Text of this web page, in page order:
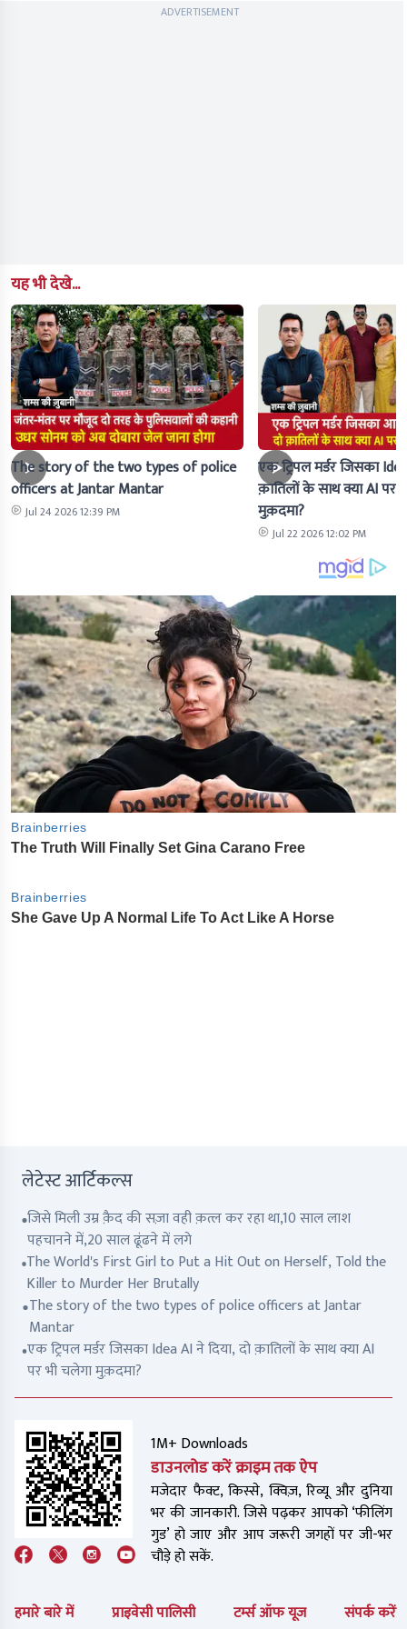
ADVERTISEMENT
यह भी देखे...
The story of the two types of police
officers at Jantar Mantar
Jul 24 2026 12:39 PM
एक ट्रिपल मर्डर जिसका
क़ातिलों के साथ क्या AI पर
मुक़दमा?
Jul 22 2026 12:02 PM
लेटेस्ट आर्टिकल्स
जिसे मिली उम्र क़ैद की सज़ा वही क़त्ल कर रहा था,10 साल लाश
पहचानने में,20 साल ढूंढने में लगे
The World's First Girl to Put a Hit Out on Herself, Told the
Killer to Murder Her Brutally
The story of the two types of police officers at Jantar
Mantar
एक ट्रिपल मर्डर जिसका Idea AI ने दिया, दो क़ातिलों के साथ क्या AI
पर भी चलेगा मुक़दमा?
1M+ Downloads
डाउनलोड करें क्राइम तक ऐप
मजेदार फैक्ट, किस्से, क्विज़, रिव्यू और दुनिया
भर की जानकारी. जिसे पढ़कर आपको ‘फीलिंग
गुड’ हो जाए और आप जरूरी जगहों पर जी-भर
चौड़े हो सकें.
हमारे बारे में प्राइवेसी पालिसी टर्म्स ऑफ यूज संपर्क करें